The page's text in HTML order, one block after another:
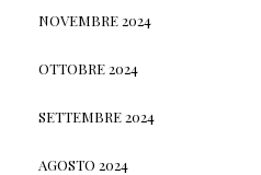
NOVEMBRE 2024
OTTOBRE 2024
SETTEMBRE 2024
AGOSTO 2024